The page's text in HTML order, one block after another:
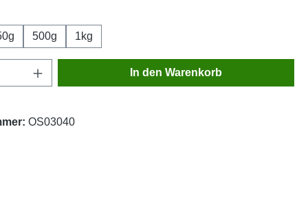
500g 1kg
Anzahl: Gib den gewünschten Wert ein
In den Warenkorb
OS03040